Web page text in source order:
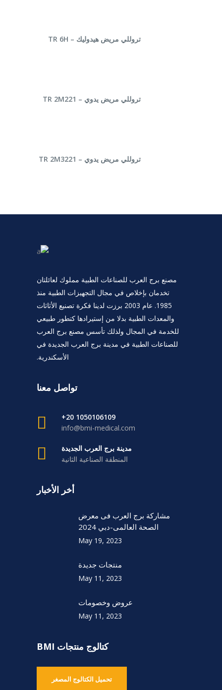
تروللي مريض هيدوليك – TR 6H
تروللي مريض يدوي – TR 2M221
تروللي مريض يدوي – TR 2M3221
مصنع برج العرب للصناعات الطبية مملوك لعائلتان
تخدمان بإخلاص في مجال التجهيزات الطبية منذ
1985. عام 2003 برزت لدينا فكرة تصنيع الأثاثات
والمعدات الطبية بدلا من إستيرادها كتطور طبيعي
للخدمة في المجال ولذلك تأسس مصنع برج العرب
للصناعات الطبية في مدينة برج العرب الجديدة في
الأسكندرية.
تواصل معنا
1050106109 20+
info@bmi-medical.com
مدينة برج العرب الجديدة
المنطقة الصناعية الثانية
أخر الأخبار
مشاركة برج العرب فى معرض
الصحة العالمى-دبي 2024
May 19, 2023
منتجات جديدة
May 11, 2023
عروض وخصومات
May 11, 2023
كتالوج منتجات BMI
تحميل الكتالوج المصغر